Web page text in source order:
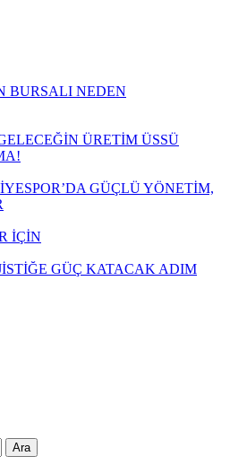
BURSALI NEDEN
ÜRETİM ÜSSÜ
GÜÇLÜ YÖNETİM,
İÇİN
GÜÇ KATACAK ADIM
Ara